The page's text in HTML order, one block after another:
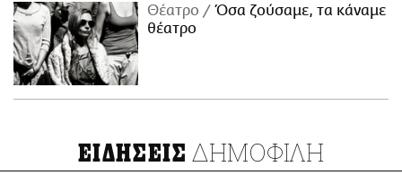
Θέατρο
Όσα ζούσαμε, τα κάναμε
θέατρο
ΕΙΔΗΣΕΙΣ ΔΗΜΟΦΙΛΗ